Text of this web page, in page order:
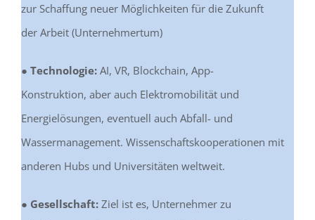
zur Schaffung neuer Möglichkeiten für die Zukunft
der Arbeit (Unternehmertum)
● Technologie:AI, VR, Blockchain, App-
Konstruktion, aber auch Elektromobilität und
Energielösungen, eventuell auch Abfall- und
Wassermanagement. Wissenschaftskooperationen mit
anderen Hubs und Universitäten weltweit.
● Gesellschaft:Ziel ist es, Unternehmer zu